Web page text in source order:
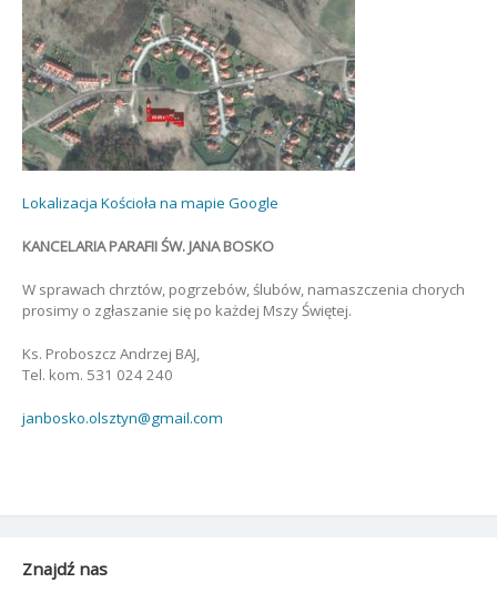
Lokalizacja Kościoła na mapie Google
KANCELARIA PARAFII ŚW. JANA BOSKO
W sprawach chrztów, pogrzebów, ślubów, namaszczenia chorych
prosimy o zgłaszanie się po każdej Mszy Świętej.
Ks. Proboszcz Andrzej BAJ,
Tel. kom. 531 024 240
janbosko.olsztyn@gmail.com
Znajdź nas